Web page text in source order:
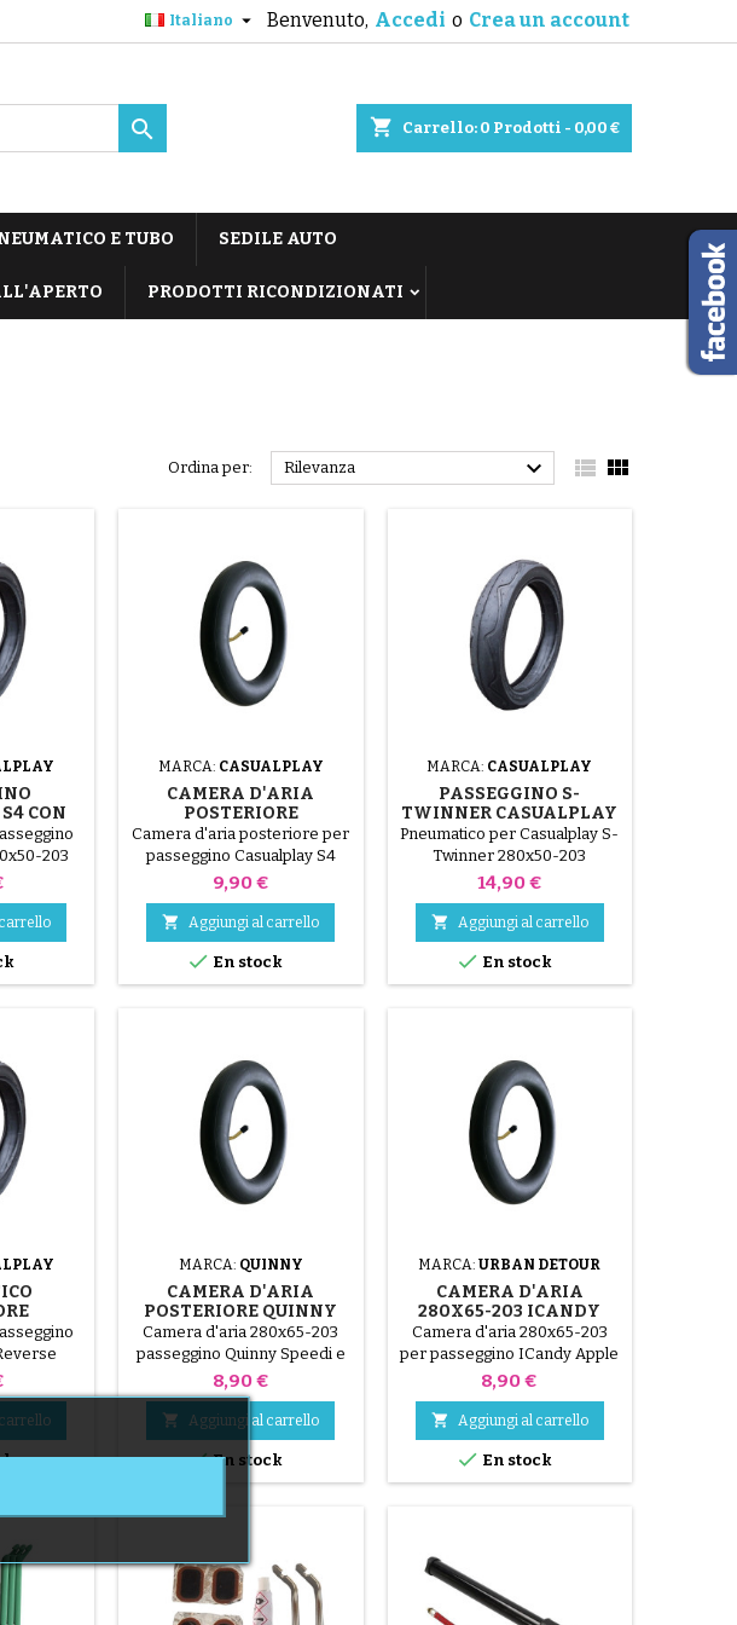
Benvenuto, Accedi o Crea un account
Italiano 
shopping_cart Carrello: 0 Prodotti - 0,00 €

E TUBO SEDILE AUTO
PRODOTTI RICONDIZIONATI
Ordina per: Rilevanza   
CON
203
MARCA: CASUALPLAY
CAMERA D'ARIA
POSTERIORE
CASUALPLAY S4
PASSEGGINO
Camera d'aria posteriore per
passeggino Casualplay S4
280x50-203
Prezzo
9,90 €
 Aggiungi al carrello
 En stock
MARCA: CASUALPLAY
PASSEGGINO S-
TWINNER CASUALPLAY
CON PNEUMATICO
POSTERIORE
Pneumatico per Casualplay S-
Twinner 280x50-203
Prezzo
14,90 €
 Aggiungi al carrello
 En stock
S4
MARCA: QUINNY
CAMERA D'ARIA
POSTERIORE QUINNY
SPEEDI
Camera d'aria 280x65-203
passeggino Quinny Speedi e
Speedi SX
Prezzo
8,90 €
 Aggiungi al carrello
En stock
MARCA:URBAN DETOUR
CAMERA D'ARIA
280X65-203 ICANDY
PASSEGGINO APPLE
Camera d'aria 280x65-203
per passeggino ICandy Apple
Prezzo
8,90 €
 Aggiungi al carrello
 En stock